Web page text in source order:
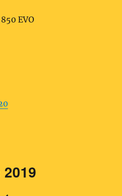
EVO